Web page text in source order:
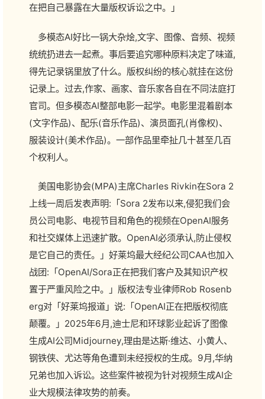
在把自己暴露在大量版权诉讼之中。」
多模态AI好比一锅大杂烩,文字、图像、音频、视频
统统扔进去一起煮。事后要追究哪种原料决定了味道,
得先记录锅里放了什么。版权纠纷的核心就挂在这份
记录上。过去,作家、画家、音乐家各自在不同法庭打
官司。但多模态AI整部电影一起学。电影里混着剧本
(文字作品)、配乐(音乐作品)、演员面孔(肖像权)、
服装设计(美术作品)。一部作品里牵扯几十甚至几百
个权利人。
美国电影协会(MPA)主席Charles Rivkin在Sora 2
上线一周后发表声明:「Sora 2发布以来,侵犯我们会
员公司电影、电视节目和角色的视频在OpenAI服务
和社交媒体上迅速扩散。OpenAI必须承认,防止侵权
是它自己的责任。」好莱坞最大经纪公司CAA也加入
战团:「OpenAI/Sora正在把我们客户及其知识产权
置于严重风险之中。」版权法专业律师Rob Rosenb
erg对「好莱坞报道」说:「OpenAI正在把版权彻底
颠覆。」2025年6月,迪士尼和环球影业起诉了图像
生成AI公司Midjourney,理由是达斯·维达、小黄人、
钢铁侠、尤达等角色遭到未经授权的生成。9月,华纳
兄弟也加入诉讼。这些案件被视为针对视频生成AI企
业大规模法律攻势的前奏。